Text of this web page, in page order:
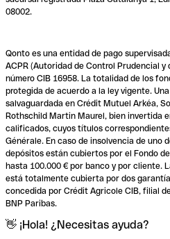
08002.
Qonto es una entidad de pago
ACPR (Autoridad de Control Prudencial y
número CIB 16958. La totalidad de los
protegida de acuerdo a la ley vigente.
salvaguardada en Crédit Mutuel Arkéa,
Rothschild Martin Maurel, bien invertida
calificados, cuyos títulos
Générale. En caso de insolvencia de uno
depósitos están cubiertos por el Fondo
hasta 100.000 € por banco y por cliente.
está totalmente cubierta por dos
concedida por Crédit Agricole CIB, filial
BNP Paribas.
👋 ¡Hola! ¿Necesitas ayuda?